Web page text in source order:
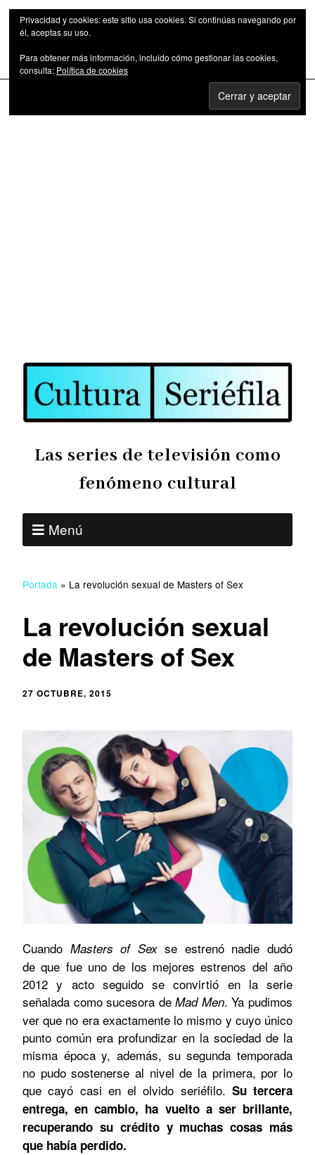
Las series de televisión como fenómeno cultural
Las series de televisión como
fenómeno cultural
Menú
Portada » La revolución sexual de Masters of Sex
La revolución sexual
de Masters of Sex
27 OCTUBRE, 2015
Cuando Masters of Sexse estrenó nadie dudó
de que fue uno de los mejores estrenos del año
2012 y acto seguido se convirtió en la serie
señalada como sucesora deMad Men. Ya pudimos
ver que no era exactamente lo mismo y cuyo único
punto común era profundizar en la sociedad de la
misma época y, además, su segunda temporada
no pudo sostenerse al nivel de la primera, por lo
que cayó casi en el olvido seriéfilo. Su tercera
entrega, en cambio, ha vuelto a ser brillante,
recuperando su crédito y muchas cosas más
que había perdido.
Privacidad y cookies: este sitio usa cookies. Si continúas navegando por
él, aceptas su uso.
Para obtener más información, incluido cómo gestionar las cookies,
consulta: Política de cookies